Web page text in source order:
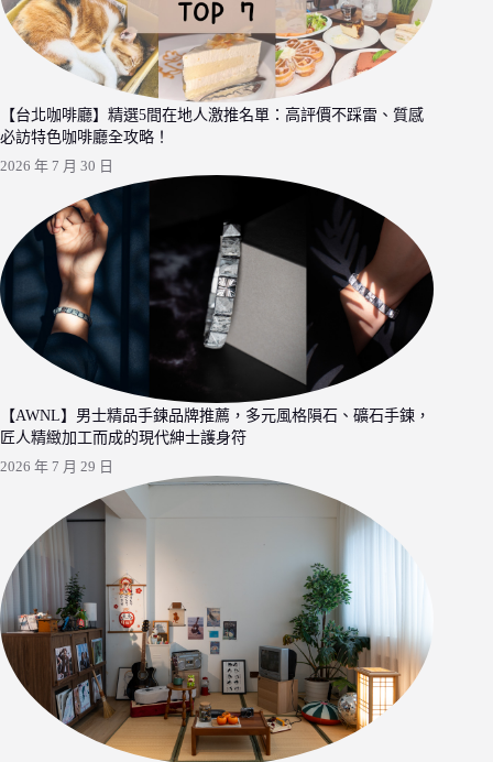
【台北咖啡廳】精選5間在地人激推名單：高評價不踩雷、質感
必訪特色咖啡廳全攻略！
2026 年 7 月 30 日
【AWNL】男士精品手鍊品牌推薦，多元風格隕石、礦石手鍊，
匠人精緻加工而成的現代紳士護身符
2026 年 7 月 29 日